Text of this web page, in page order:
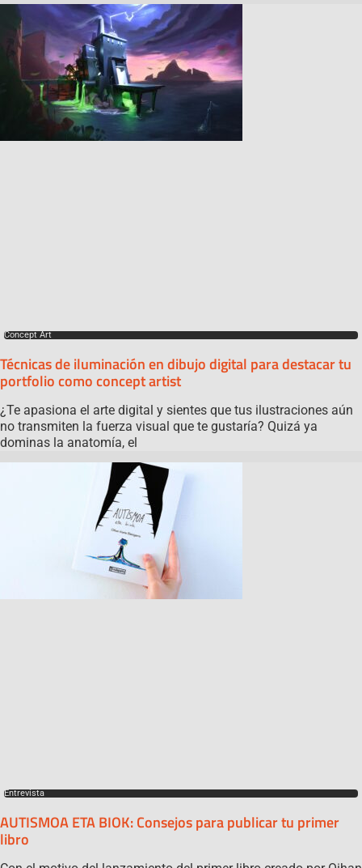
Concept Art
Técnicas de iluminación en dibujo digital para destacar tu
portfolio como concept artist
¿Te apasiona el arte digital y sientes que tus ilustraciones aún
no transmiten la fuerza visual que te gustaría? Quizá ya
dominas la anatomía, el
Entrevista
AUTISMOA ETA BIOK: Consejos para publicar tu primer
libro